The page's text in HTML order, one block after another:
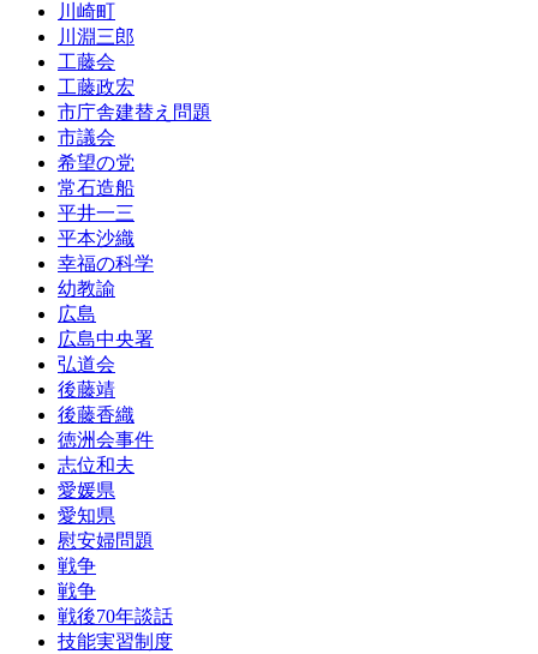
川崎町
川淵三郎
工藤会
工藤政宏
市庁舎建替え問題
市議会
希望の党
常石造船
平井一三
平本沙織
幸福の科学
幼教諭
広島
広島中央署
弘道会
後藤靖
後藤香織
徳洲会事件
志位和夫
愛媛県
愛知県
慰安婦問題
戦争
戦争
戦後70年談話
技能実習制度